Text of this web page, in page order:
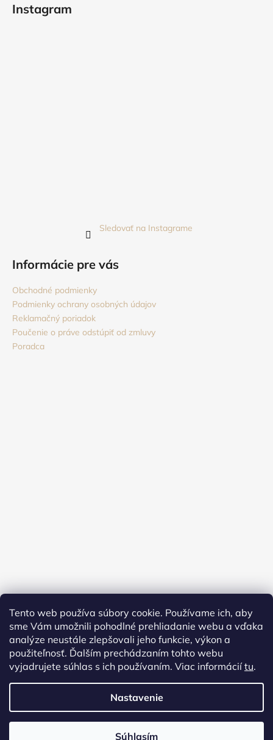
Tento web používa súbory cookie. Používame ich, aby
sme Vám umožnili pohodlné prehliadanie webu a vďaka
analýze neustále zlepšovali jeho funkcie, výkon a
použiteľnosť. Ďalším prechádzaním tohto webu
vyjadrujete súhlas s ich používaním. Viac informáciítu.
Nastavenie
Súhlasím
Instagram
Sledovať na Instagrame
Informácie pre vás
Obchodné podmienky
Podmienky ochrany osobných údajov
Reklamačný poriadok
Poučenie o práve odstúpiť od zmluvy
Poradca
Vytvoril Shoptet
AMFORA URNY. Všetky práva vyhradené.
Upraviť nastavenie cookies